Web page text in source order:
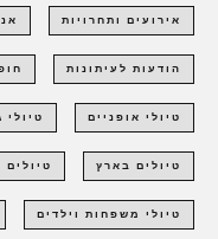
אירועים ותחרויות
הודעות לעיתונות
טיולי אופניים טיולי
טיולים בארץ טיולים
טיולי משפחות וילדים